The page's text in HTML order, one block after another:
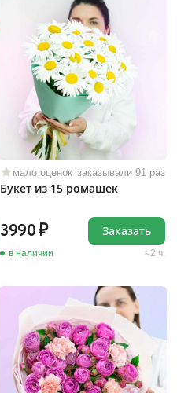
мало оценок заказывали 91 раз
Букет из 15 ромашек
3990
в наличии 2 ч.
Заказать